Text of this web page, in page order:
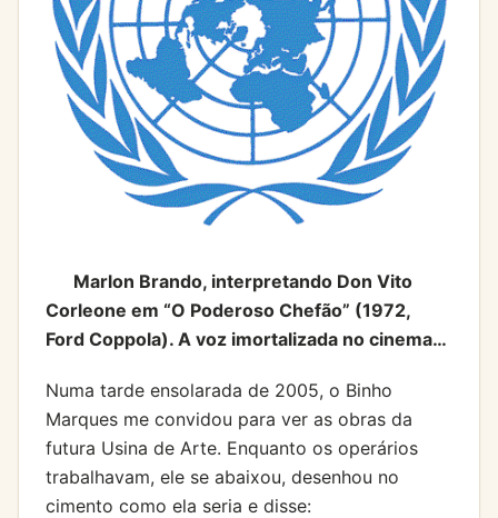
Marlon Brando, interpretando Don Vito
Corleone em “O Poderoso Chefão” (1972,
Ford Coppola). A voz imortalizada no cinema…
Numa tarde ensolarada de 2005, o Binho
Marques me convidou para ver as obras da
futura Usina de Arte. Enquanto os operários
trabalhavam, ele se abaixou, desenhou no
cimento como ela seria e disse: